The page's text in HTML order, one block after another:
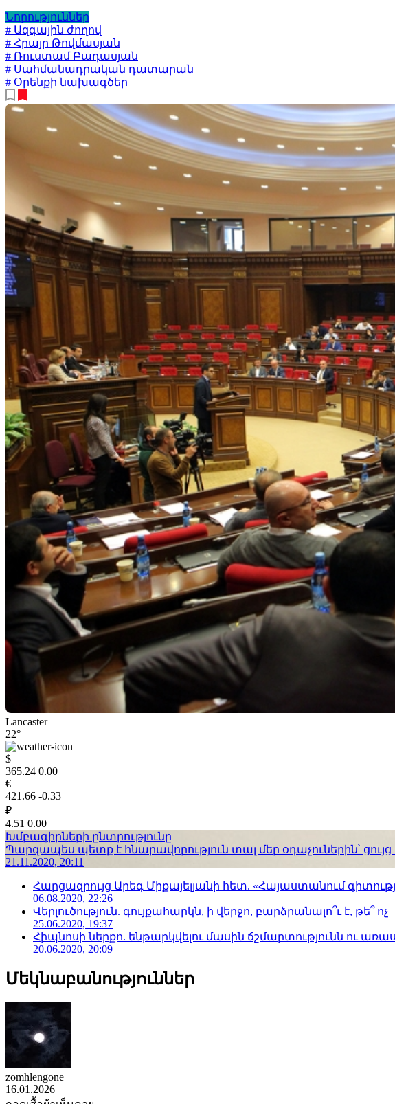
Նորություններ
# Ազգային ժողով
# Հրայր Թովմասյան
# Ռուստամ Բադասյան
# Սահմանադրական դատարան
# Օրենքի նախագծեր
Lancaster
22°
$
365.24 0.00
€
421.66 -0.33
₽
4.51 0.00
Խմբագիրների ընտրությունը
Պարզապես պետք է հնարավորություն տալ մեր օդաչուներին՝
21.11.2020, 20:11
Հարցազրույց Արեգ Միքայելյանի հետ. «Հայաստանում
06.08.2020, 22:26
Վերլուծություն. գույքահարկն, ի վերջո, բարձրանալո՞ւ է, թե՞ ոչ
25.06.2020, 19:37
Հիպնոսի ներքո. ենթարկվելու մասին ճշմարտությունն ու
20.06.2020, 20:09
Մեկնաբանություններ
zomhlengone
16.01.2026